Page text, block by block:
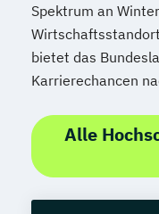
Spezialist*in
Spezialist*in
Spezialist*in
Spezialist*in
Spezialist*in
Spezialist*in
Spektrum an
bietet das
Karrierechancen
Alle